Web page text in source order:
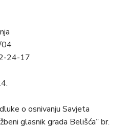
24-17
o osnivanju Savjeta
glasnik grada Belišća” br.